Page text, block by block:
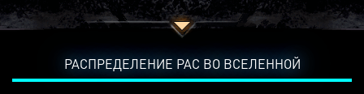
РАСПРЕДЕЛЕНИЕ РАС ВО ВСЕЛЕННОЙ